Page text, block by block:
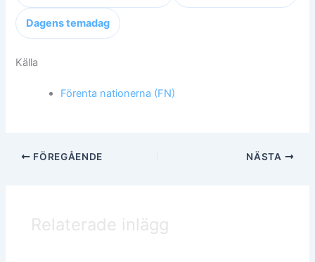
Dagens temadag
Källa
Förenta nationerna (FN)
FÖREGÅENDE NÄSTA
Relaterade inlägg